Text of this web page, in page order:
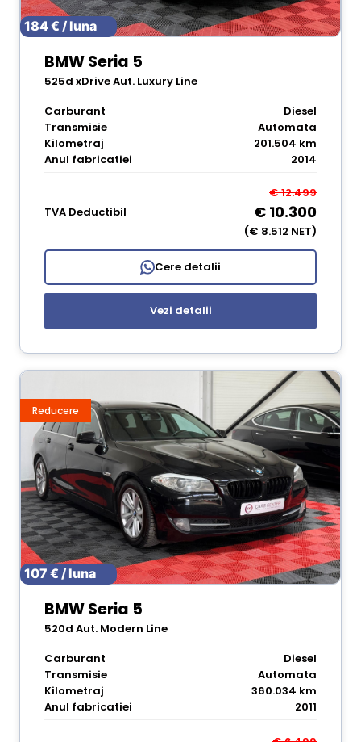
184 € / luna
BMW Seria 5
525d xDrive Aut. Luxury Line
Carburant
Diesel
Transmisie
Automata
Kilometraj
201.504 km
Anul fabricatiei
2014
€ 12.499
TVA Deductibil
€ 10.300
(€ 8.512 NET)
Cere detalii
Vezi detalii
Reducere
107 € / luna
BMW Seria 5
520d Aut. Modern Line
Carburant
Diesel
Transmisie
Automata
Kilometraj
360.034 km
Anul fabricatiei
2011